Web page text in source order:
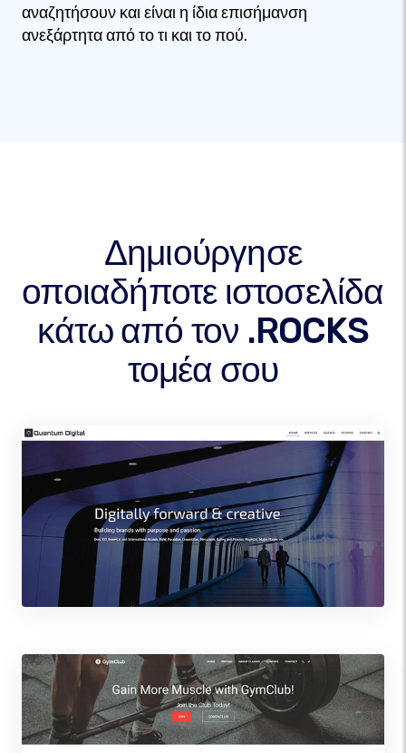
αναζητήσουν και είναι η ίδια επισήμανση
ανεξάρτητα από το τι και το πού.
Δημιούργησε
οποιαδήποτε ιστοσελίδα
κάτω από τον .ROCKS
τομέα σου